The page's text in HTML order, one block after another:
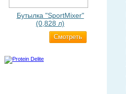
Бутылка "SportMixer"
(0,828 л)
Cмотреть